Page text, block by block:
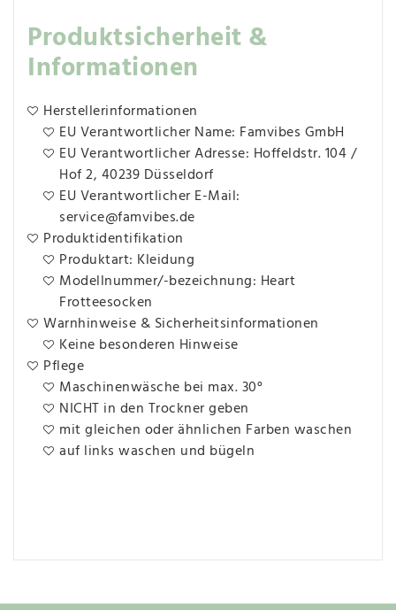
Produktsicherheit &
Informationen
Herstellerinformationen
EU Verantwortlicher Name: Famvibes GmbH
EU Verantwortlicher Adresse: Hoffeldstr. 104 /
Hof 2, 40239 Düsseldorf
EU Verantwortlicher E-Mail:
service@famvibes.de
Produktidentifikation
Produktart: Kleidung
Modellnummer/-bezeichnung: Heart
Frotteesocken
Warnhinweise & Sicherheitsinformationen
Keine besonderen Hinweise
Pflege
Maschinenwäsche bei max. 30°
NICHT in den Trockner geben
mit gleichen oder ähnlichen Farben waschen
auf links waschen und bügeln